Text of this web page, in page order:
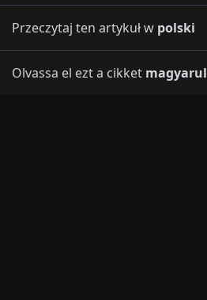
Przeczytaj ten artykuł w polski
Olvassa el ezt a cikket magyarul